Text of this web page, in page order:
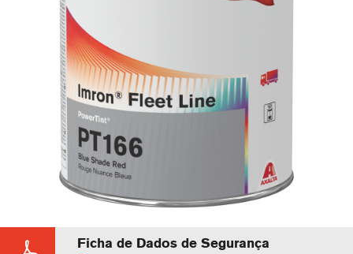
Ficha de Dados de Segurança